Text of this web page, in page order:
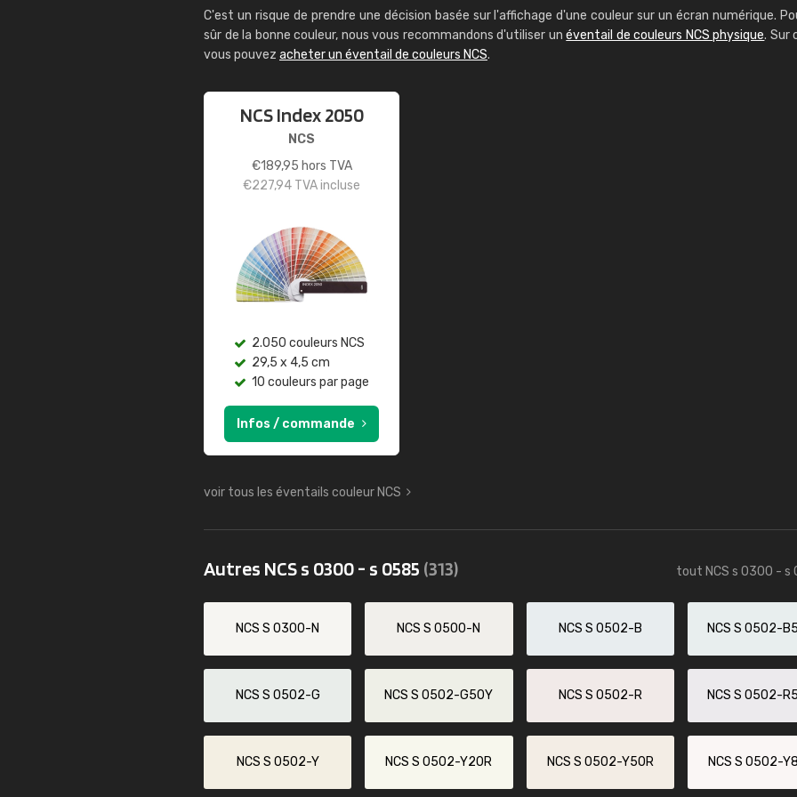
C'est un risque de prendre une décision basée sur l'affichage d'une couleur sur un écran numérique.
sûr de la bonne couleur, nous vous recommandons d'utiliser unéventail de couleurs NCS physique. Sur
vous pouvez acheter un éventail de couleurs NCS.
NCS Index 2050
NCS
€189,95 hors TVA
€227,94 TVA incluse
2.050 couleurs NCS
29,5 x 4,5 cm
10 couleurs par page
Infos / commande
voir tous les éventails couleur NCS
Autres NCS s 0300 - s 0585 (313) tout NCS s 0300 - s
NCS S 0300-N NCS S 0500-N NCS S 0502-B NCS S 0502-
NCS S 0502-G NCS S 0502-G50Y NCS S 0502-R NCS S 0502-
NCS S 0502-Y NCS S 0502-Y20R NCS S 0502-Y50R NCS S 0502-